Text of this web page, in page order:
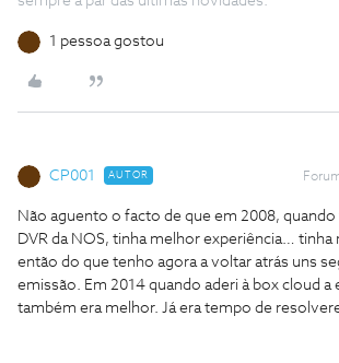
1 pessoa gostou
CP001 AUTOR
Não aguento o facto de que em 2008,
DVR da NOS, tinha melhor experiência…
então do que tenho agora a voltar atrás uns
emissão. Em 2014 quando aderi à box cloud a
também era melhor. Já era tempo de